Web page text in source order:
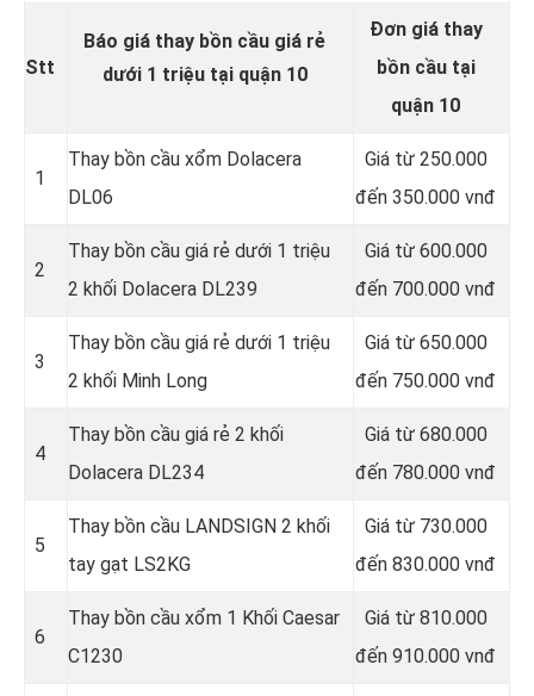
Stt
Báo giá thay bồn cầu giá rẻ
dưới 1 triệu tại quận 10
Đơn giá thay
bồn cầu tại
quận 10
1
Thay bồn cầu xổm Dolacera
DL06
Giá từ 250.000
đến 350.000 vnđ
2
Thay bồn cầu giá rẻ dưới 1 triệu
2 khối Dolacera DL239
Giá từ 600.000
đến 700.000 vnđ
3
Thay bồn cầu giá rẻ dưới 1 triệu
2 khối Minh Long
Giá từ 650.000
đến 750.000 vnđ
4
Thay bồn cầu giá rẻ 2 khối
Dolacera DL234
Giá từ 680.000
đến 780.000 vnđ
5
Thay bồn cầu LANDSIGN 2 khối
tay gạt LS2KG
Giá từ 730.000
đến 830.000 vnđ
6
Thay bồn cầu xổm 1 Khối Caesar
C1230
Giá từ 810.000
đến 910.000 vnđ